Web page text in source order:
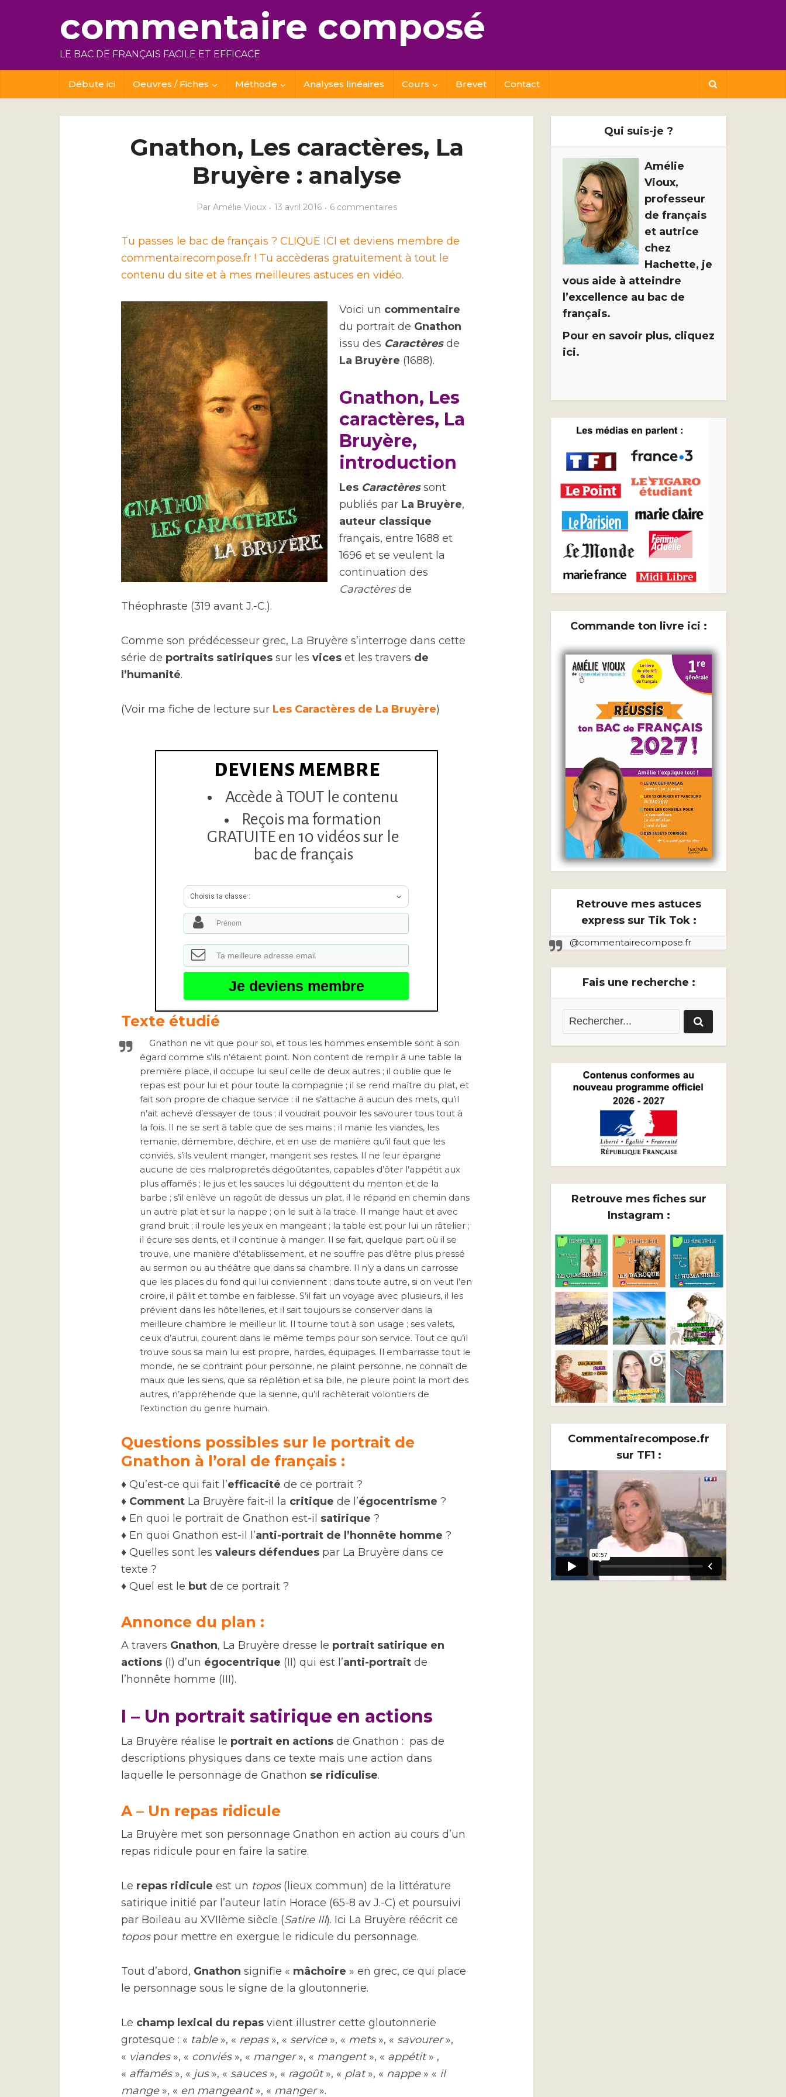
commentaire composé
LE BAC DE FRANÇAIS FACILE ET EFFICACE
Débute ici Oeuvres / Fiches Méthode Analyses linéaires Cours Brevet Contact
Gnathon, Les caractères, La
Bruyère : analyse
Par Amélie Vioux 13 avril 2016 6 commentaires
Tu passes le bac de français ? CLIQUE ICI et deviens membre de
commentairecompose.fr ! Tu accèderas gratuitement à tout le
contenu du site et à mes meilleures astuces en vidéo.
Voici un commentaire
du portrait de Gnathon
issu des Caractèresde
La Bruyère (1688).
Gnathon, Les
caractères, La
Bruyère,
introduction
Les Caractèressont
publiés par La Bruyère,
auteur classique
français, entre 1688 et
1696 et se veulent la
continuation des
Caractèresde
Théophraste (319 avant J.-C.).
Comme son prédécesseur grec, La Bruyère s’interroge dans cette
série de portraits satiriques sur les vices et les travers de
l’humanité.
(Voir ma fiche de lecture sur Les Caractères de La Bruyère)
DEVIENS MEMBRE
Accède à TOUT le contenu
Reçois ma formation
GRATUITE en 10 vidéos sur le
bac de français
Choisis ta classe :
Je deviens membre
Texte étudié
Gnathon ne vit que pour soi, et tous les hommes ensemble sont à son
égard comme s’ils n’étaient point. Non content de remplir à une table la
première place, il occupe lui seul celle de deux autres ; il oublie que le
repas est pour lui et pour toute la compagnie ; il se rend maître du plat, et
fait son propre de chaque service : il ne s’attache à aucun des mets, qu’il
n’ait achevé d’essayer de tous ; il voudrait pouvoir les savourer tous tout à
la fois. Il ne se sert à table que de ses mains ; il manie les viandes, les
remanie, démembre, déchire, et en use de manière qu’il faut que les
conviés, s’ils veulent manger, mangent ses restes. Il ne leur épargne
aucune de ces malpropretés dégoûtantes, capables d’ôter l’appétit aux
plus affamés ; le jus et les sauces lui dégouttent du menton et de la
barbe ; s’il enlève un ragoût de dessus un plat, il le répand en chemin dans
un autre plat et sur la nappe ; on le suit à la trace. Il mange haut et avec
grand bruit ; il roule les yeux en mangeant ; la table est pour lui un râtelier ;
il écure ses dents, et il continue à manger. Il se fait, quelque part où il se
trouve, une manière d’établissement, et ne souffre pas d’être plus pressé
au sermon ou au théâtre que dans sa chambre. Il n’y a dans un carrosse
que les places du fond qui lui conviennent ; dans toute autre, si on veut l’en
croire, il pâlit et tombe en faiblesse. S’il fait un voyage avec plusieurs, il les
prévient dans les hôtelleries, et il sait toujours se conserver dans la
meilleure chambre le meilleur lit. Il tourne tout à son usage ; ses valets,
ceux d’autrui, courent dans le même temps pour son service. Tout ce qu’il
trouve sous sa main lui est propre, hardes, équipages. Il embarrasse tout le
monde, ne se contraint pour personne, ne plaint personne, ne connaît de
maux que les siens, que sa réplétion et sa bile, ne pleure point la mort des
autres, n’appréhende que la sienne, qu’il rachèterait volontiers de
l’extinction du genre humain.
Questions possibles sur le portrait de
Gnathon à l’oral de français :
♦ Qu’est-ce qui fait l’efficacité de ce portrait ?
♦ Comment La Bruyère fait-il la critique de l’égocentrisme ?
♦ En quoi le portrait de Gnathon est-il satirique ?
♦ En quoi Gnathon est-il l’anti-portrait de l’honnête homme ?
♦ Quelles sont les valeurs défendues par La Bruyère dans ce
texte ?
♦ Quel est le but de ce portrait ?
Annonce du plan :
A travers Gnathon, La Bruyère dresse le portrait satirique en
actions (I) d’un égocentrique (II) qui est l’anti-portrait de
l’honnête homme (III).
I – Un portrait satirique en actions
La Bruyère réalise le portrait en actions de Gnathon : pas de
descriptions physiques dans ce texte mais une action dans
laquelle le personnage de Gnathon se ridiculise.
A – Un repas ridicule
La Bruyère met son personnage Gnathon en action au cours d’un
repas ridicule pour en faire la satire.
Le repas ridicule est un topos(lieux commun) de la littérature
satirique initié par l’auteur latin Horace (65-8 av J.-C) et poursuivi
par Boileau au XVIIème siècle (Satire III). Ici La Bruyère réécrit ce
topospour mettre en exergue le ridicule du personnage.
Tout d’abord, Gnathon signifie « mâchoire » en grec, ce qui place
le personnage sous le signe de la gloutonnerie.
Le champ lexical du repas vient illustrer cette gloutonnerie
grotesque : « table», « repas», « service», « mets», « savourer»,
« viandes», « conviés», « manger», « mangent», « appétit» ,
« affamés», « jus», « sauces», « ragoût», « plat», « nappe» « il
mange», « en mangeant», « manger».
Qui suis-je ?
Amélie
Vioux,
professeur
de français
et autrice
chez
Hachette, je
vous aide à atteindre
l’excellence au bac de
français.
Pour en savoir plus, cliquez
ici.
Commande ton livre ici :
Retrouve mes astuces
express sur Tik Tok :
@commentairecompose.fr
Fais une recherche :
Retrouve mes fiches sur
Instagram :
Commentairecompose.fr
sur TF1 :